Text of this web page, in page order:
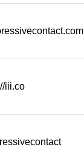
iii.co